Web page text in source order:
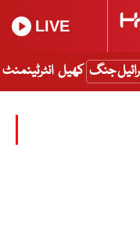
LIVE
جنگ کھیل انٹرٹینمنٹ